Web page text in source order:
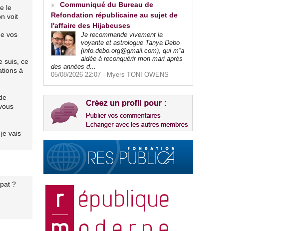
le
voit
vos
suis, ce
à
vais
?
Communiqué du Bureau de
Refondation républicaine au sujet de
l'affaire des Hijabeuses
Je recommande vivement la
voyante et astrologue Tanya Debo
(info.debo.org@gmail.com), qui m''a
aidée à reconquérir mon mari après
des années d...
05/08/2026 22:07 - Myers TONI OWENS